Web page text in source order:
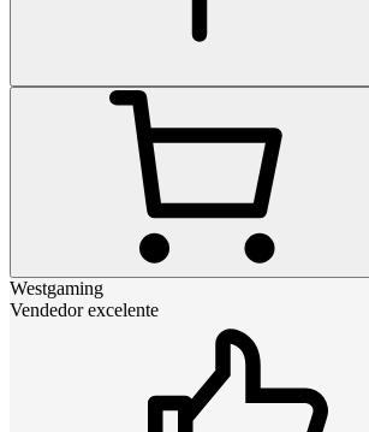
Westgaming
Vendedor excelente